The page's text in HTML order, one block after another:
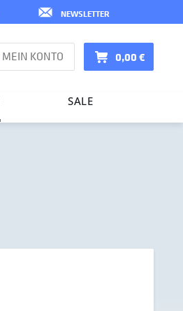
NEWSLETTER
MEIN KONTO 0,00 €
SALE